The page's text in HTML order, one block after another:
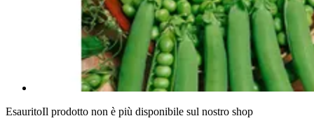
EsauritoIl prodotto non è più disponibile sul nostro shop